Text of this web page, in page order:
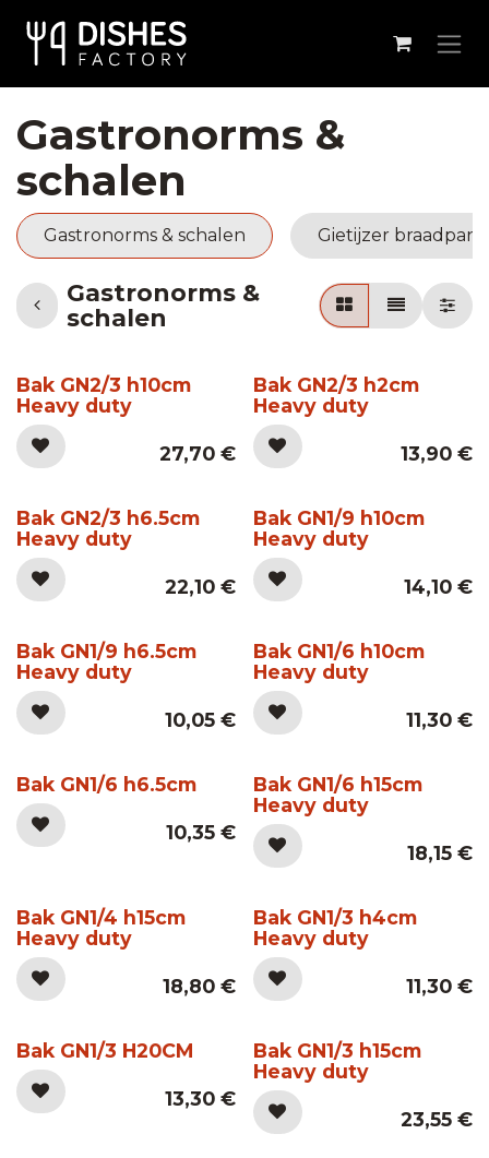
Gastronorms &
schalen
Gastronorms & schalen Gietijzer
Gastronorms &
schalen
Bak GN2/3 h10cm
Heavy duty
27,70€
Bak GN2/3 h2cm
Heavy duty
13,90€
Bak GN2/3 h6.5cm
Heavy duty
22,10€
Bak GN1/9 h10cm
Heavy duty
14,10€
Bak GN1/9 h6.5cm
Heavy duty
10,05€
Bak GN1/6 h10cm
Heavy duty
11,30€
Bak GN1/6 h6.5cm
10,35€
Bak GN1/6 h15cm
Heavy duty
18,15€
Bak GN1/4 h15cm
Heavy duty
18,80€
Bak GN1/3 h4cm
Heavy duty
11,30€
Bak GN1/3 H20CM
13,30€
Bak GN1/3 h15cm
Heavy duty
23,55€